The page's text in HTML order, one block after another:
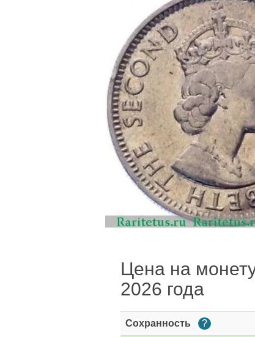
Цена на
2026 года
Сохранность ?